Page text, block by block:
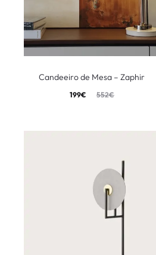
Candeeiro de Mesa – Zaphir
552€
199€